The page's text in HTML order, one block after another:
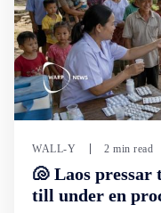
WALL-Y 2 min read
🐚 Laos
till under en